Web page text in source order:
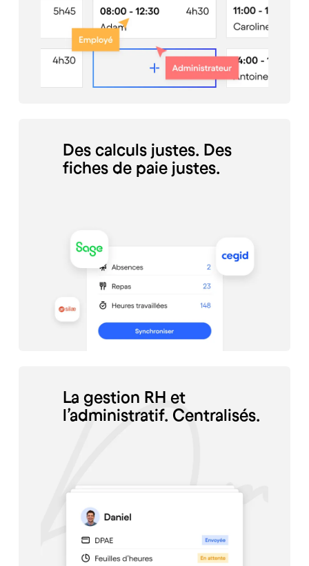
Des calculs justes. Des
fiches de paie justes.
La gestion RH et
l’administratif. Centralisés.